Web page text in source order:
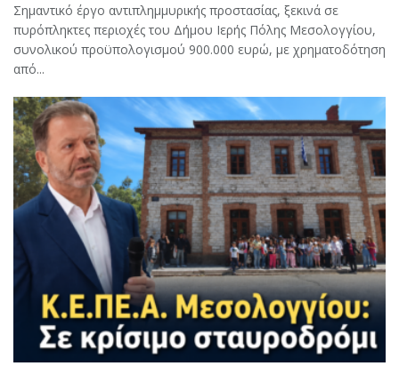
Σημαντικό έργο αντιπλημμυρικής προστασίας, ξεκινά σε
πυρόπληκτες περιοχές του Δήμου Ιερής Πόλης Μεσολογγίου,
συνολικού προϋπολογισμού 900.000 ευρώ, με χρηματοδότηση
από...